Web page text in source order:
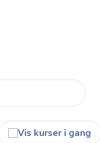
Vis kurser i gang